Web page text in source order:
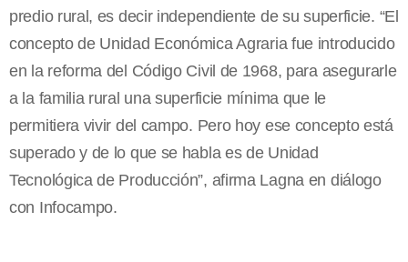
predio rural, es decir independiente de su superficie. “El
concepto de Unidad Económica Agraria fue introducido
en la reforma del Código Civil de 1968, para asegurarle
a la familia rural una superficie mínima que le
permitiera vivir del campo. Pero hoy ese concepto está
superado y de lo que se habla es de Unidad
Tecnológica de Producción”, afirma Lagna en diálogo
con Infocampo.